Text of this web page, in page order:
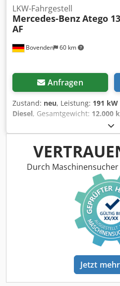
erhältlich! ZUBEHÖRANGABEN
Änderungen, Zwischenverkauf
Chedpfxezpfmls Adkea - .
Bovenden 60 km
LKW-Fahrgestell
Mercedes-BenzAtego
AF
Anfragen
Zustand: neu, Leistung: 191 kW
Diesel, Gesamtgewicht: 12.000
,
Motorbremsung, Farbe:Rot,
Getriebetyp:Automatisch ,
Federung:Blatt , Anzahl der
ABS, Allradantrieb,
Differentialsperre, Kabine,
Nebelscheinwerfer,
Zusatzscheinwerfer
,
Haus, 1x Luftsitz,
Telligent Schaltautomatik, ABS
Konstantdrossel,
Rundumleuchte, Blattfederung,
Dachluke, Umweltplakette grün
TROMMELBREMSE AN VA UND
MM VERLÄNGERT, TELLIGENT-
GETRIEBE G 85-6/6,7-0,73,
Durch
Jetzt